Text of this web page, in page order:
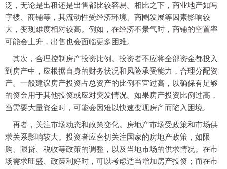
泛，无论是出租还是出售都比较容易。相比之下，商业地产如写
字楼、商铺等，其流动性受经济环境、商圈发展等因素影响较
大，变现难度相对较高。例如，在经济不景气时，商铺的空置率
可能会上升，出售也会面临更多困难。
其次，合理控制房产投资比例。投资者不应将全部资金都投入
到房产中，应根据自身的财务状况和风险承受能力，合理分配资
产。一般建议房产投资占总资产的比例不宜过高，以确保有足够
的资金用于其他投资或应对突发情况。如果房产投资比例过高，
当需要大量资金时，可能会因难以快速变现房产而陷入困境。
再者，关注市场动态和政策变化。房地产市场受政策和市场供
求关系影响较大。投资者应密切关注国家的房地产政策，如限
购、限贷、税收等政策的调整，以及当地市场的供求情况。在市
场需求旺盛、政策利好时，可以考虑适当增加房产投资；而在市